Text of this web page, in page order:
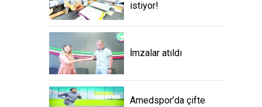
istiyor!
İmzalar atıldı
Amedspor’da çifte